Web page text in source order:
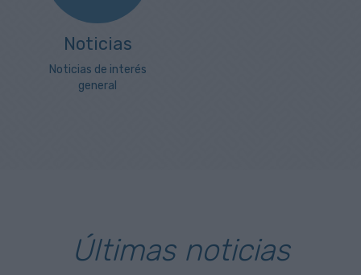
Noticias
Noticias de interés
general
Últimas noticias